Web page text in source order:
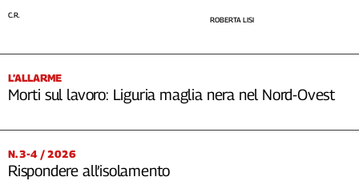
C.R.
ROBERTA LISI
L’ALLARME
Morti sul lavoro: Liguria maglia nera nel Nord-Ovest
N. 3-4 / 2026
Rispondere all’isolamento